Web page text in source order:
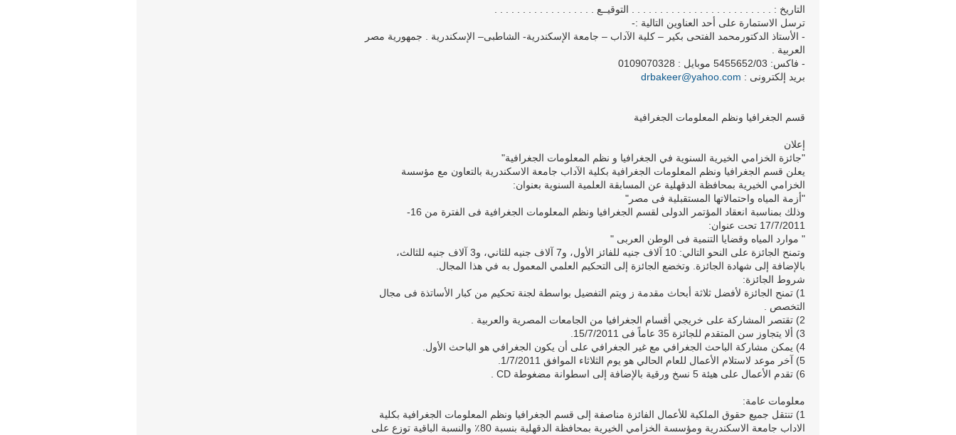
التاريخ : . . . . . . . . . . . . . . . . . . . . . . . . . التوقيــع . . . . . . . . . . . . . . . . . .
ترسل الاستمارة على أحد العناوين التالية :-
- الأستاذ الدكتورمحمد الفتحى بكير – كلية الآداب – جامعة الإسكندرية- الشاطبى– الإسكندرية . جمهورية مصر
العربية .
- فاكس: 5455652/03 موبايل : 0109070328
بريد إلكترونى : drbakeer@yahoo.com
قسم الجغرافيا ونظم المعلومات الجغرافية
إعلان
"جائزة الخزامي الخيرية السنوية في الجغرافيا و نظم المعلومات الجغرافية"
يعلن قسم الجغرافيا ونظم المعلومات الجغرافية بكلية الآداب جامعة الاسكندرية بالتعاون مع مؤسسة
الخزامي الخيرية بمحافظة الدقهلية عن المسابقة العلمية السنوية بعنوان:
"أزمة المياه واحتمالاتها المستقبلية فى مصر"
وذلك بمناسبة انعقاد المؤتمر الدولى لقسم الجغرافيا ونظم المعلومات الجغرافية فى الفترة من 16-
17/7/2011 تحت عنوان:
" موارد المياه وقضايا التنمية فى الوطن العربى "
وتمنح الجائزة على النحو التالي: 10 آلاف جنيه للفائز الأول، و7 آلاف جنيه للثاني، و3 آلاف جنيه للثالث،
بالإضافة إلى شهادة الجائزة. وتخضع الجائزة إلى التحكيم العلمي المعمول به في هذا المجال.
شروط الجائزة:
1) تمنح الجائزة لأفضل ثلاثة أبحاث مقدمة ز ويتم التفضيل بواسطة لجنة تحكيم من كبار الأساتذة فى مجال
التخصص .
2) تقتصر المشاركة على خريجي أقسام الجغرافيا من الجامعات المصرية والعربية .
3) ألا يتجاوز سن المتقدم للجائزة 35 عاماً فى 15/7/2011.
4) يمكن مشاركة الباحث الجغرافي مع غير الجغرافي على أن يكون الجغرافي هو الباحث الأول.
5) آخر موعد لاستلام الأعمال للعام الحالي هو يوم الثلاثاء الموافق 1/7/2011.
6) تقدم الأعمال على هيئة 5 نسخ ورقية بالإضافة إلى اسطوانة مضغوطة CD .
معلومات عامة:
1) تنتقل جميع حقوق الملكية للأعمال الفائزة مناصفة إلى قسم الجغرافيا ونظم المعلومات الجغرافية بكلية
الاداب جامعة الاسكندرية ومؤسسة الخزامي الخيرية بمحافظة الدقهلية بنسبة 80٪ والنسبة الباقية توزع على